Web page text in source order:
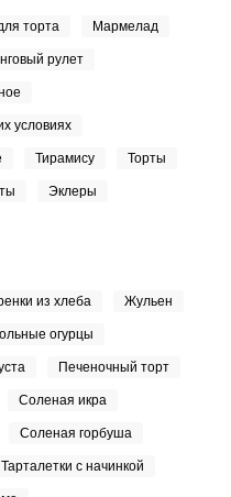
торта Мармелад
рулет
условиях
Тирамису Торты
Эклеры
из хлеба Жульен
огурцы
Печеночный торт
Соленая икра
Соленая горбуша
Тарталетки с начинкой